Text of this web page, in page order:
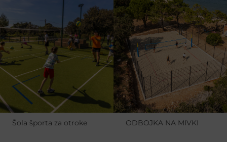
Šola športa za otroke ODBOJKA NA MIVKI